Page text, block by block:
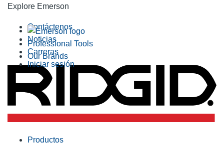
Explore Emerson
Professional Tools
Our Brands
Contáctenos
Noticias
Carreras
Iniciar sesión
Productos